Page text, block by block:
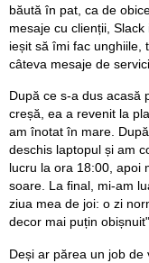
băută în pat, ca de
mesaje cu clienții,
ieșit să îmi fac unghiile,
câteva mesaje de
După ce s-a dus acasă
creșă, ea a revenit la
am înotat în mare.
deschis laptopul și am
lucru la ora 18:00, apoi
soare. La final, mi-am
ziua mea de joi: o zi
decor mai puțin
Deși ar părea un job de